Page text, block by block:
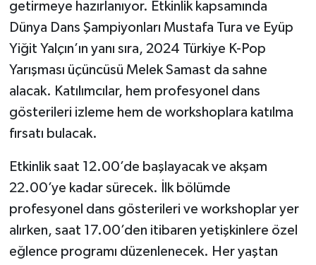
getirmeye hazırlanıyor. Etkinlik kapsamında
Dünya Dans Şampiyonları Mustafa Tura ve Eyüp
Yiğit Yalçın’ın yanı sıra, 2024 Türkiye K-Pop
Yarışması üçüncüsü Melek Samast da sahne
alacak. Katılımcılar, hem profesyonel dans
gösterileri izleme hem de workshoplara katılma
fırsatı bulacak.
Etkinlik saat 12.00’de başlayacak ve akşam
22.00’ye kadar sürecek. İlk bölümde
profesyonel dans gösterileri ve workshoplar yer
alırken, saat 17.00’den itibaren yetişkinlere özel
eğlence programı düzenlenecek. Her yaştan